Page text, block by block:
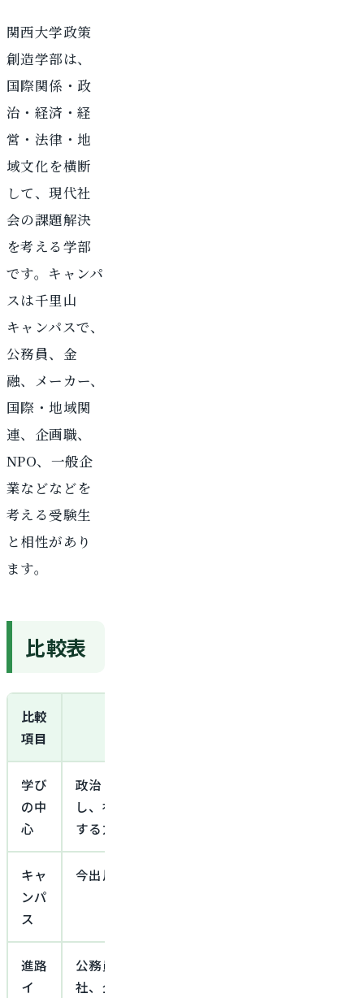
関西大学政策
創造学部は、
国際関係・政
治・経済・経
営・法律・地
域文化を横断
して、現代社
会の課題解決
を考える学部
です。キャンパ
スは千里山
キャンパスで、
公務員、金
融、メーカー、
国際・地域関
連、企画職、
NPO、一般企
業などなどを
考える受験生
と相性があり
ます。
比較表
比較
項目
学び
の中
心
政治・経済・法律・組織などを横断
し、社会課題を発見して政策を立案
する力を育てる学部
キャ
ンパ
ス
今出川・新町エリア
進路
イ
公務員、金融、メーカー、広告、商
社、企画職、地域・公共分野など